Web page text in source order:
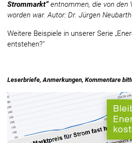
Strommarkt“entnommen, die von den
worden war. Autor: Dr. Jürgen
Weitere Beispiele in unserer Serie
entstehen?"
Leserbriefe, Anmerkungen, Kommentare